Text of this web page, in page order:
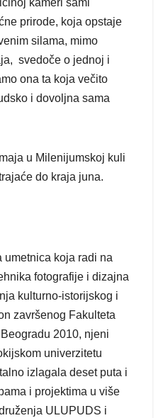
kameri sami
prirode, koja opstaje
silama, mimo
svedoče o jednoj i
ona ta koja večito
i dovoljna sama
u Milenijumskoj kuli
do kraja juna.
koja radi na
fotografije i dizajna
kulturno-istorijskog i
završenog Fakulteta
2010, njeni
univerzitetu
izlagala deset puta i
i projektima u više
ULUPUDS i